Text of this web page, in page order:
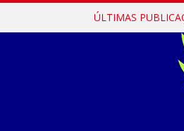
ÚLTIMAS